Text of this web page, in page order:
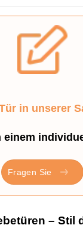
in unserer
einem
Fragen Sie
– Stil